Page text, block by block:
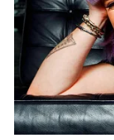
ரசிகர்கள்
ரசிகர்கள்
தான்.